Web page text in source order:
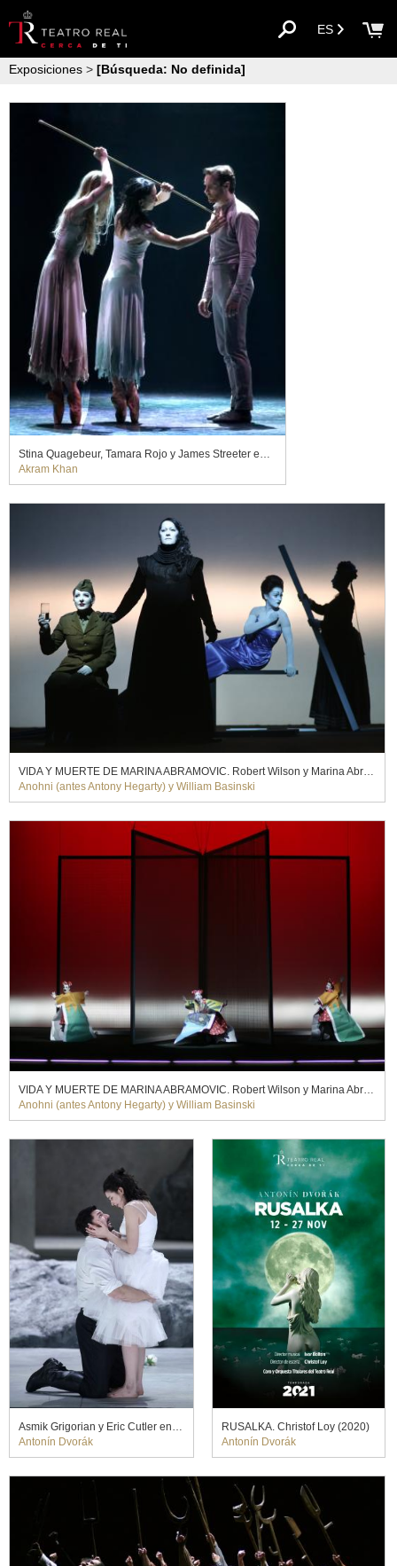
ES
Exposiciones > [Búsqueda: No definida]
Stina Quagebeur, Tamara Rojo y James Streeter en GISELLE. English National Ballet (2019)
Akram Khan
VIDA Y MUERTE DE MARINA ABRAMOVIC. Robert Wilson y Marina Abramovic (2012)
Anohni (antes Antony Hegarty) y William Basinski
VIDA Y MUERTE DE MARINA ABRAMOVIC. Robert Wilson y Marina Abramovic (2012)
Anohni (antes Antony Hegarty) y William Basinski
Asmik Grigorian y Eric Cutler en RUSALKA. Christof Loy (2020)
Antonín Dvorák
RUSALKA. Christof Loy (2020)
Antonín Dvorák